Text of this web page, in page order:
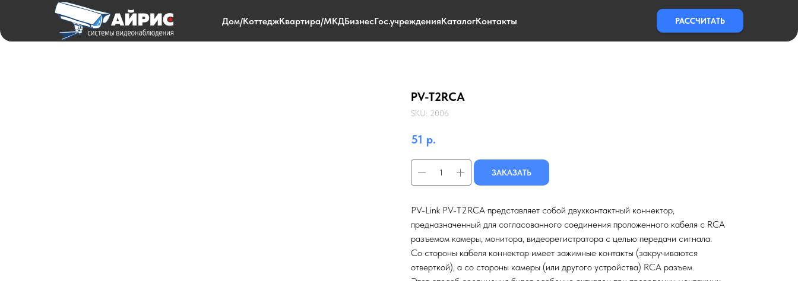
Дом/КоттеджКвартира/МКДБизнесГос.учрежденияКаталогКонтакты РАССЧИТАТЬ
PV-T2RCA
SKU: 2006
51 р.
ЗАКАЗАТЬ
PV-Link PV-T2RCA представляет собой двухконтактный коннектор,
предназначенный для согласованного соединения проложенного кабеля с RCA
разъемом камеры, монитора, видеорегистратора с целью передачи сигнала.
Со стороны кабеля коннектор имеет зажимные контакты (закручиваются
отверткой), а со стороны камеры (или другого устройства) RCA разъем.